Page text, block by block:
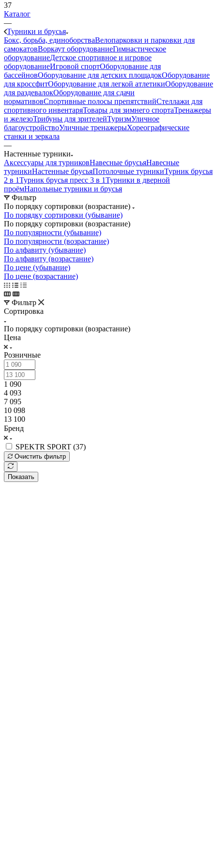
37
Каталог
—
Турники и брусья
Бокс, борьба, единоборстваВелопарковки и парковки для
самокатовВоркаут оборудованиеГимнастическое
оборудованиеДетское спортивное и игровое
оборудованиеИгровой спортОборудование для
бассейновОборудование для детских площадокОборудование
для кроссфитОборудование для легкой атлетикиОборудование
для раздевалокОборудование для сдачи
нормативовСпортивные полосы препятствийСтеллажи для
спортивного инвентаряТовары для зимнего спортаТренажеры
и железоТрибуны для зрителейТуризмУличное
благоустройствоУличные тренажерыХореографические
станки и зеркала
—
Настенные турники
Аксессуары для турниковНавесные брусьяНавесные
турникиНастенные брусьяПотолочные турникиТурник брусья
2 в 1Турник брусья пресс 3 в 1Турники в дверной
проёмНапольные турники и брусья
Фильтр
По порядку сортировки (возрастание)
По порядку сортировки (убывание)
По порядку сортировки (возрастание)
По популярности (убывание)
По популярности (возрастание)
По алфавиту (убывание)
По алфавиту (возрастание)
По цене (убывание)
По цене (возрастание)
Фильтр
Сортировка
По порядку сортировки (возрастание)
Цена
Розничные
1 090
4 093
7 095
10 098
13 100
Бренд
SPEKTR SPORT (37)
Очистить фильтр
Показать